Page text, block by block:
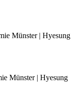
Münster | Hyesung
Münster | Hyesung